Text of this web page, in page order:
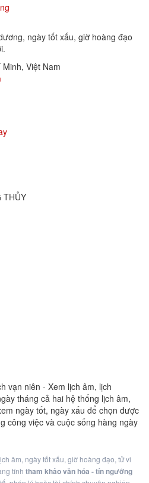
ngày tốt xấu, giờ hoàng đạo
Minh, Việt Nam
THỦY
vạn niên - Xem lịch âm, lịch
tháng cả hai hệ thống lịch âm,
ngày tốt, ngày xấu để chọn được
công việc và cuộc sống hàng ngày
âm, ngày tốt xấu, giờ hoàng đạo, tử vi
tính tham khảo văn hóa - tín ngưỡng